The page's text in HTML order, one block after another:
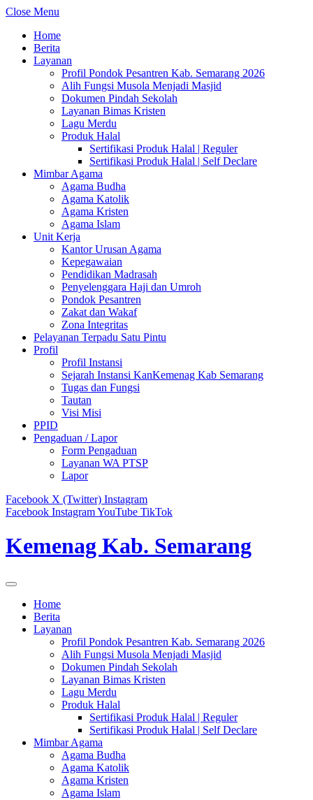
Close Menu
Home
Berita
Layanan
Profil Pondok Pesantren Kab. Semarang 2026
Alih Fungsi Musola Menjadi Masjid
Dokumen Pindah Sekolah
Layanan Bimas Kristen
Lagu Merdu
Produk Halal
Sertifikasi Produk Halal | Reguler
Sertifikasi Produk Halal | Self Declare
Mimbar Agama
Agama Budha
Agama Katolik
Agama Kristen
Agama Islam
Unit Kerja
Kantor Urusan Agama
Kepegawaian
Pendidikan Madrasah
Penyelenggara Haji dan Umroh
Pondok Pesantren
Zakat dan Wakaf
Zona Integritas
Pelayanan Terpadu Satu Pintu
Profil
Profil Instansi
Sejarah Instansi KanKemenag Kab Semarang
Tugas dan Fungsi
Tautan
Visi Misi
PPID
Pengaduan / Lapor
Form Pengaduan
Layanan WA PTSP
Lapor
Facebook X (Twitter) Instagram
Facebook InstagramYouTube TikTok
Kemenag Kab. Semarang
Home
Berita
Layanan
Profil Pondok Pesantren Kab. Semarang 2026
Alih Fungsi Musola Menjadi Masjid
Dokumen Pindah Sekolah
Layanan Bimas Kristen
Lagu Merdu
Produk Halal
Sertifikasi Produk Halal | Reguler
Sertifikasi Produk Halal | Self Declare
Mimbar Agama
Agama Budha
Agama Katolik
Agama Kristen
Agama Islam